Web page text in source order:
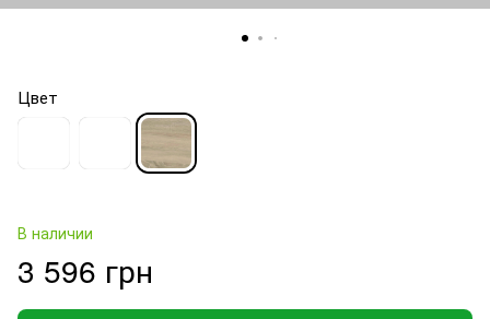
Цвет
В наличии
3 596 грн